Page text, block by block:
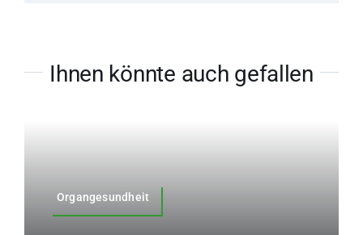
Ihnen könnte auch gefallen
Organgesundheit